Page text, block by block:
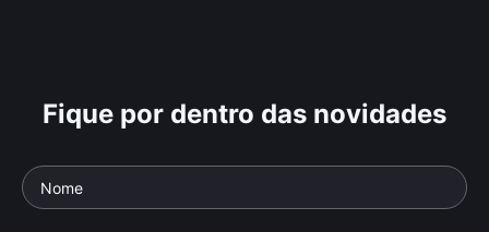
Fique por dentro das novidades